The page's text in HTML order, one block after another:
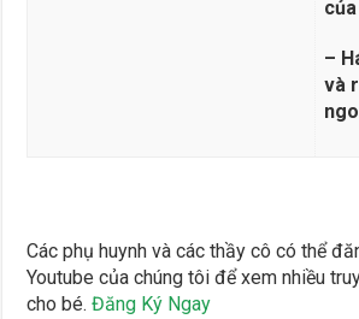
–
và
Các phụ huynh và các thầy cô có thể
Youtube của chúng tôi để xem nhiều
cho bé.Đăng Ký Ngay